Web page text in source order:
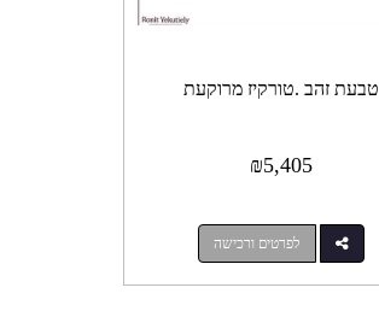
טבעת זהב .טורקיז מרוקעת
₪5,405
לפרטים ורכישה